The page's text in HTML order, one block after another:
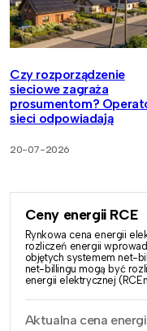
Czy rozporządzenie
sieciowe zagraża
prosumentom?
sieci odpowiadają
20-07-2026
Ceny energii RCE
Rynkowa cena energii
rozliczeń energii
objętych systemem net-
net-billingu mogą być
energii elektrycznej
Aktualna cena